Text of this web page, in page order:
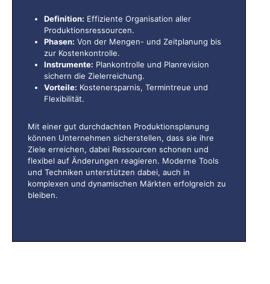
Definition: Effiziente Organisation aller
Produktionsressourcen.
Phasen: Von der Mengen- und Zeitplanung bis
zur Kostenkontrolle.
Instrumente: Plankontrolle und Planrevision
sichern die Zielerreichung.
Vorteile: Kostenersparnis, Termintreue und
Flexibilität.
Mit einer gut durchdachten Produktionsplanung
können Unternehmen sicherstellen, dass sie ihre
Ziele erreichen, dabei Ressourcen schonen und
flexibel auf Änderungen reagieren. Moderne Tools
und Techniken unterstützen dabei, auch in
komplexen und dynamischen Märkten erfolgreich zu
bleiben.